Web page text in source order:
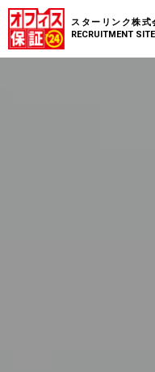
スターリンク
RECRUITMENT SITE